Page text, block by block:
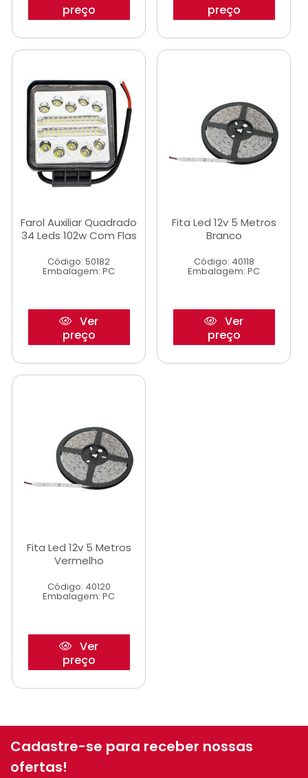
preço
preço
Farol Auxiliar Quadrado
34 Leds 102w Com Flas
Código: 50182
Embalagem: PC
Ver
preço
Fita Led 12v 5 Metros
Branco
Código: 40118
Embalagem: PC
Ver
preço
Fita Led 12v 5 Metros
Vermelho
Código: 40120
Embalagem: PC
Ver
preço
Cadastre-se para receber nossas
ofertas!